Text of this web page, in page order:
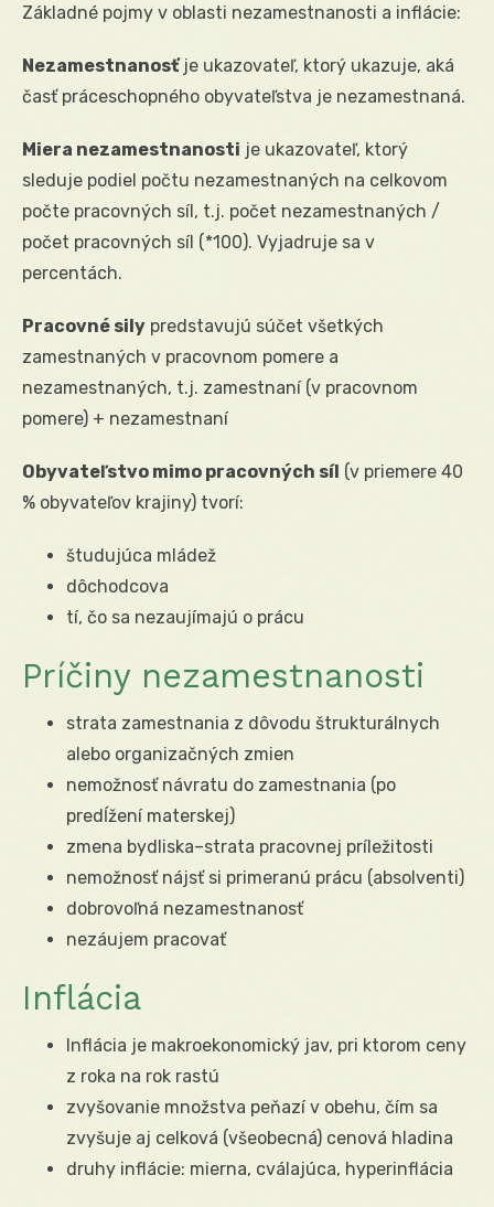
Základné pojmy v oblasti nezamestnanosti a inflácie:
Nezamestnanosťje ukazovateľ, ktorý ukazuje, aká
časť práceschopného obyvateľstva je nezamestnaná.
Miera nezamestnanosti je ukazovateľ, ktorý
sleduje podiel počtu nezamestnaných na celkovom
počte pracovných síl, t.j. počet nezamestnaných /
počet pracovných síl (*100). Vyjadruje sa v
percentách.
Pracovné sily predstavujú súčet všetkých
zamestnaných v pracovnom pomere a
nezamestnaných, t.j. zamestnaní (v pracovnom
pomere) + nezamestnaní
Obyvateľstvo mimo pracovných síl (v priemere 40
% obyvateľov krajiny) tvorí:
študujúca mládež
dôchodcova
tí, čo sa nezaujímajú o prácu
Príčiny nezamestnanosti
strata zamestnania z dôvodu štrukturálnych
alebo organizačných zmien
nemožnosť návratu do zamestnania (po
predĺžení materskej)
zmena bydliska–strata pracovnej príležitosti
nemožnosť nájsť si primeranú prácu (absolventi)
dobrovoľná nezamestnanosť
nezáujem pracovať
Inflácia
Inflácia je makroekonomický jav, pri ktorom ceny
z roka na rok rastú
zvyšovanie množstva peňazí v obehu, čím sa
zvyšuje aj celková (všeobecná) cenová hladina
druhy inflácie: mierna, cválajúca, hyperinflácia